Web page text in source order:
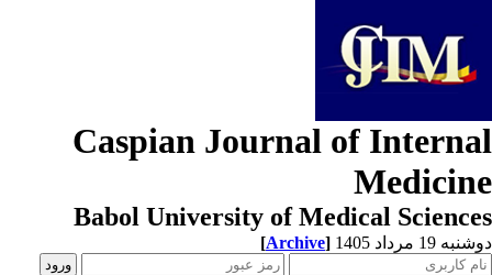
Caspian Journal of
Babol University of Medical
19 مرداد 1405 [Archive]